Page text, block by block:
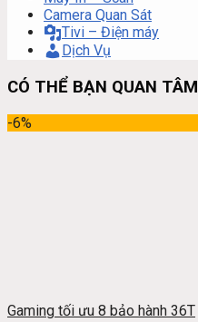
Camera Quan Sát
Tivi – Điện máy
Dịch Vụ
CÓ THỂ BẠN QUAN TÂM
-6%
Gaming tối ưu 8 bảo hành 36T